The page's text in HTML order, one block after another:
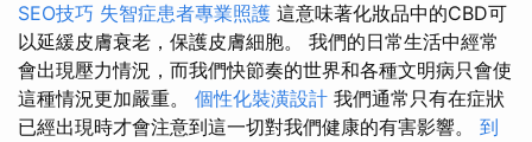
SEO技巧 失智症患者專業照護 這意味著化妝品中的CBD可
以延緩皮膚衰老，保護皮膚細胞。 我們的日常生活中經常
會出現壓力情況，而我們快節奏的世界和各種文明病只會使
這種情況更加嚴重。 個性化裝潢設計 我們通常只有在症狀
已經出現時才會注意到這一切對我們健康的有害影響。 到